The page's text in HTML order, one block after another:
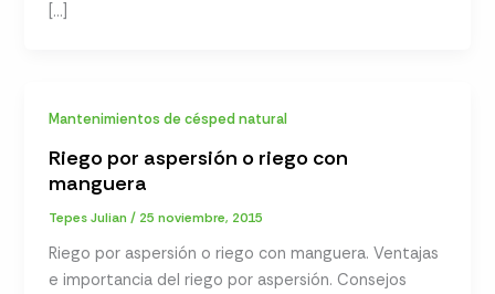
[…]
Mantenimientos de césped natural
Riego por aspersión o riego con
manguera
Tepes Julian/ 25 noviembre, 2015
Riego por aspersión o riego con manguera. Ventajas
e importancia del riego por aspersión. Consejos